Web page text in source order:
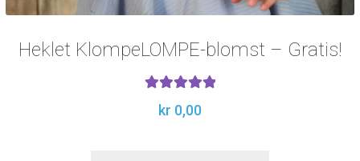
Heklet KlompeLOMPE-blomst – Gratis!
av 5
kr 0,00